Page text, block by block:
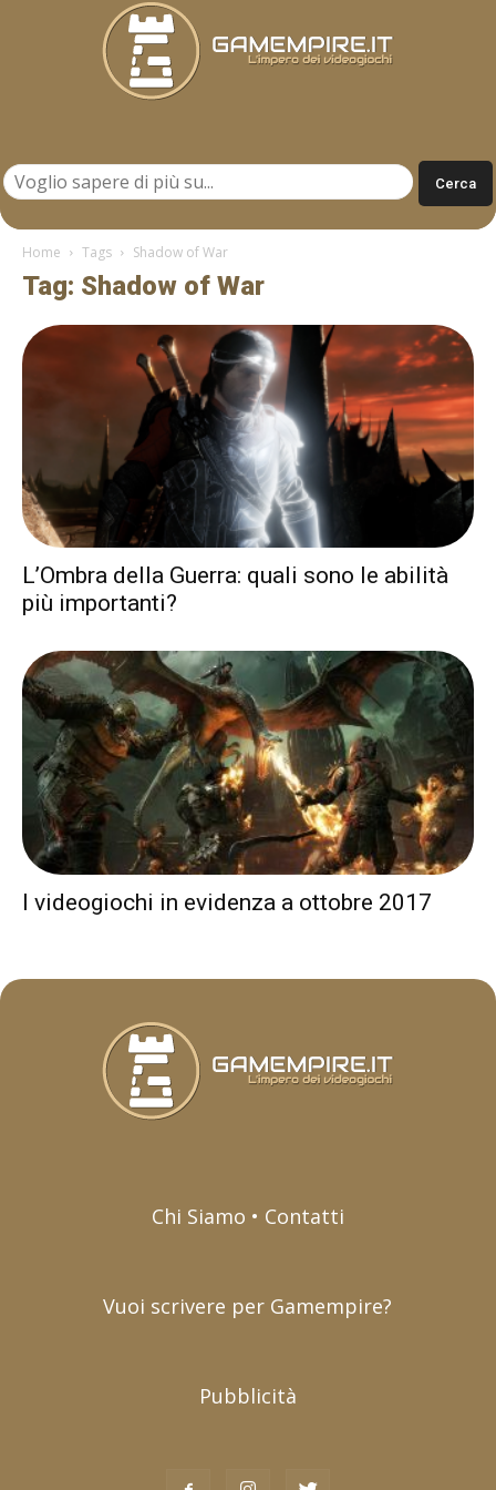
Home Tags Shadow of War
Tag: Shadow of War
L’Ombra della Guerra: quali sono le abilità
più importanti?
I videogiochi in evidenza a ottobre 2017
Chi Siamo • Contatti
Vuoi scrivere per Gamempire?
Pubblicità